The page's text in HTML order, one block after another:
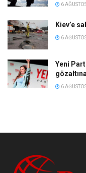
6
Kiev’e
6
Yeni
6